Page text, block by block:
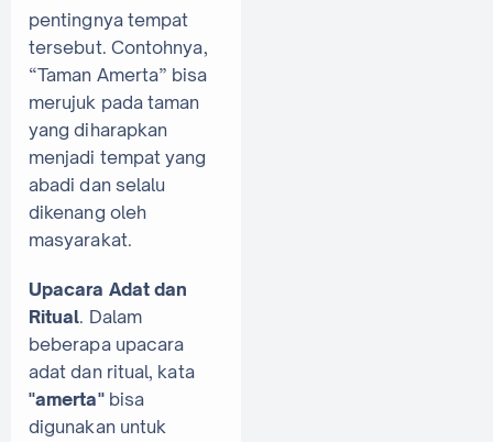
pentingnya tempat
tersebut. Contohnya,
“Taman Amerta” bisa
merujuk pada taman
yang diharapkan
menjadi tempat yang
abadi dan selalu
dikenang oleh
masyarakat.
Upacara Adat dan
Ritual. Dalam
beberapa upacara
adat dan ritual, kata
"amerta"bisa
digunakan untuk